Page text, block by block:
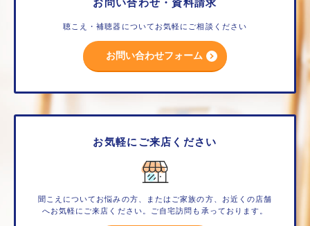
聴こえ・補聴器についてお気軽にご相談ください
お問い合わせフォーム
お気軽にご来店ください
聞こえについてお悩みの方、またはご家族の方、お近くの店舗
へお気軽にご来店ください。ご自宅訪問も承っております。